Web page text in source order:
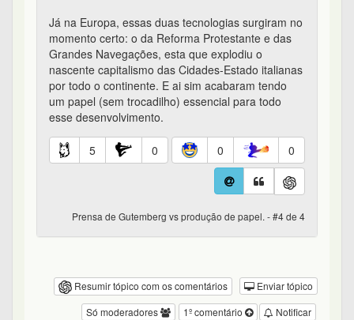
Já na Europa, essas duas tecnologias surgiram no
momento certo: o da Reforma Protestante e das
Grandes Navegações, esta que explodiu o
nascente capitalismo das Cidades-Estado italianas
por todo o continente. E ai sim acabaram tendo
um papel (sem trocadilho) essencial para todo
esse desenvolvimento.
5 0 0 0
Prensa de Gutemberg vs produção de papel. - #4 de 4
Resumir tópico com os comentários
Enviar tópico
Notificar
1º comentário
Só moderadores